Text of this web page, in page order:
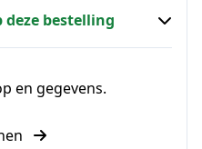
deze bestelling
en gegevens.